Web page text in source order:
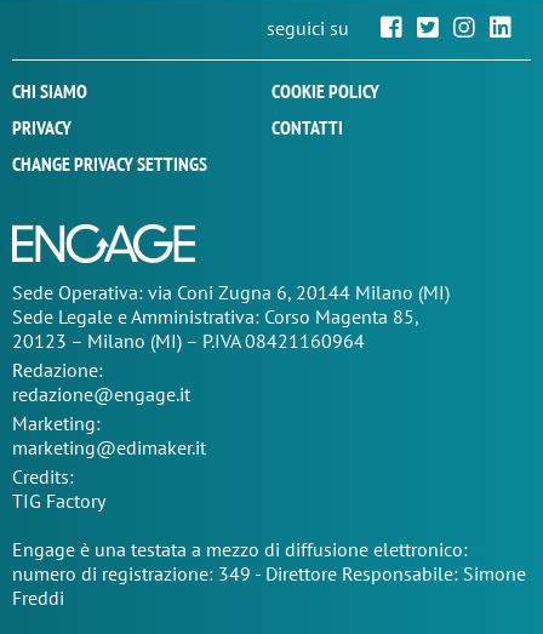
seguici su
CHI SIAMO
COOKIE POLICY
PRIVACY
CONTATTI
CHANGE PRIVACY SETTINGS
Sede Operativa: via Coni Zugna 6, 20144 Milano (MI)
Sede Legale e Amministrativa: Corso Magenta 85,
20123 – Milano (MI) – P.IVA 08421160964
Redazione:
redazione@engage.it
Marketing:
marketing@edimaker.it
Credits:
TIG Factory
Engage è una testata a mezzo di diffusione elettronico:
numero di registrazione: 349 - Direttore Responsabile: Simone
Freddi